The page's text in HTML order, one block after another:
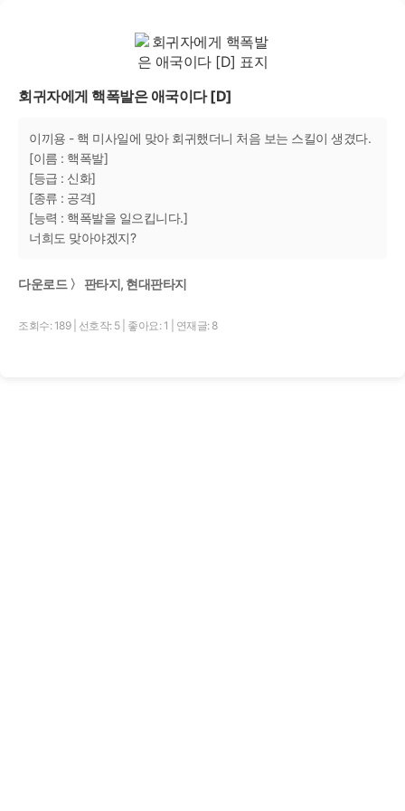
회귀자에게 핵폭발은 애국이다 [D]
이끼용 - 핵 미사일에 맞아 회귀했더니 처음 보는 스킬이 생겼다.
[이름 : 핵폭발]
[등급 : 신화]
[종류 : 공격]
[능력 : 핵폭발을 일으킵니다.]
너희도 맞아야겠지?
다운로드 〉 판타지, 현대판타지
조회수: 189 선호작: 5 좋아요: 1 연재글: 8